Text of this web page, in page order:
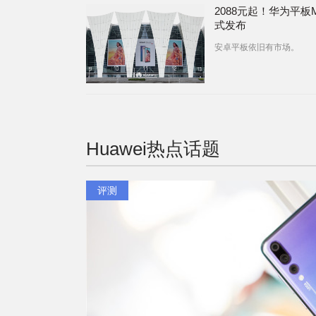
2088元起！华为平板
式发布
安卓平板依旧有市场。
Huawei热点话题
评测